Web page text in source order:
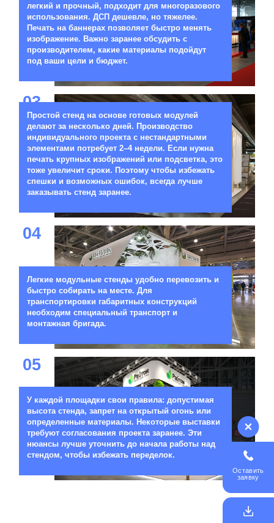
легкий и прочный, подходит для многоразового
использования. ДСП дешевле, но тяжелее.
Печать на баннерах позволяет быстро менять
изображение. Важно заранее обсудить с
производителем, какие материалы подойдут
под ваши цели и бюджет.
03
Простой стенд на основе готовых модулей
делают за несколько дней. Производство
индивидуального проекта с нестандартными
элементами потребует 2–4 недели. Если нужна
печать крупных изображений или подсветка, это
тоже увеличит сроки. Поэтому чтобы избежать
спешки и возможных ошибок, всегда лучше
заказывать стенд заранее.
04
Легкие модульные стенды удобно перевозить и
быстро собирать на месте. Для
транспортировки габаритных конструкций
необходим специальный транспорт и
монтажная бригада.
05
У каждой площадки свои правила: допустимая
высота стенда, запрет на открытый огонь или
определенные материалы. Некоторые выставки
требуют согласования проекта заранее. Эти
нюансы лучше уточнить до начала работы над
стендом, чтобы избежать переделок.
Оставить
заявку